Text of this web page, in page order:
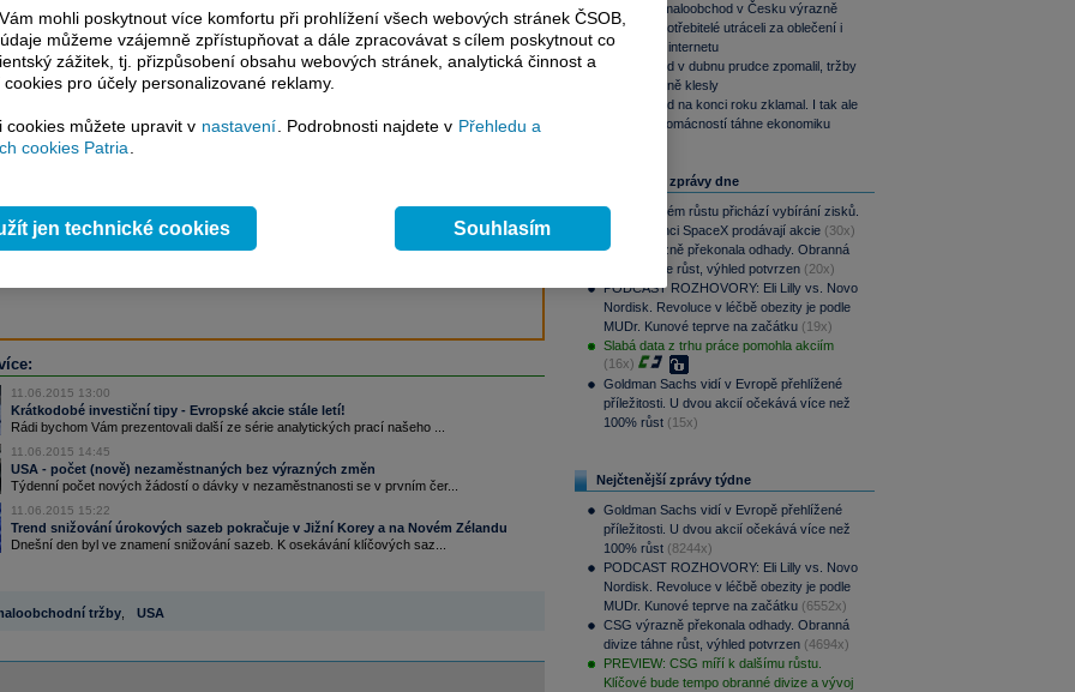
placeného informačního servisu získáte
kekompletnímu zpravodajství
bez jakýchkoliv omezení. Veškeré
terminálovou metodou (bez nutnosti obnovovat stránku) bez
a v plné verzi.
e-mailové zpravodajství,
z finančních trhů v reálném čase, kompletní
servis, rozsáhlé databáze
prognózy
11.06.2015 13:00
Krátkodobé investiční tipy - Evropské akcie stále letí!
Rádi bychom Vám prezentovali další ze série analytických prací našeho ...
11.06.2015 14:45
USA - počet (nově) nezaměstnaných bez výrazných změn
Týdenní počet nových žádostí o dávky v nezaměstnanosti se v prvním čer...
11.06.2015 15:22
Trend snižování úrokových sazeb pokračuje v Jižní Korey a na Novém Zélandu
Dnešní den byl ve znamení snižování sazeb. K osekávání klíčových saz...
tržby, USA
Květnový maloobchod v Česku výrazně
zrychlil. Spotřebitelé utráceli za oblečení i
nákupy na internetu
Maloobchod v dubnu prudce zpomalil, tržby
meziměsíčně klesly
Maloobchod na konci roku zklamal. I tak ale
spotřeba domácností táhne ekonomiku
Nejčtenější zprávy dne
Po raketovém růstu přichází vybírání zisků.
Zaměstnanci SpaceX prodávají akcie (30x)
CSG výrazně překonala odhady. Obranná
divize táhne růst, výhled potvrzen (20x)
PODCAST ROZHOVORY: Eli Lilly vs. Novo
Nordisk. Revoluce v léčbě obezity je podle
MUDr. Kunové teprve na začátku (19x)
Slabá data z trhu práce pomohla akciím
(16x)
Goldman Sachs vidí v Evropě přehlížené
příležitosti. U dvou akcií očekává více než
100% růst (15x)
Nejčtenější zprávy týdne
Goldman Sachs vidí v Evropě přehlížené
příležitosti. U dvou akcií očekává více než
100% růst (8244x)
PODCAST ROZHOVORY: Eli Lilly vs. Novo
Nordisk. Revoluce v léčbě obezity je podle
MUDr. Kunové teprve na začátku (6552x)
CSG výrazně překonala odhady. Obranná
divize táhne růst, výhled potvrzen (4694x)
PREVIEW: CSG míří k dalšímu růstu.
Klíčové bude tempo obranné divize a vývoj
mohli poskytnout více komfortu při prohlížení všech webových stránek ČSOB,
můžeme vzájemně zpřístupňovat a dále zpracovávat s cílem poskytnout co
zážitek, tj. přizpůsobení obsahu webových stránek, analytická činnost a
pro účely personalizované reklamy.
cookies můžete upravit v nastavení. Podrobnosti najdete v Přehledu a
cookies Patria.
jen technické cookies Souhlasím